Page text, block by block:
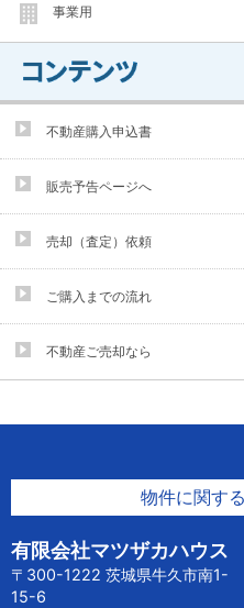
事業用
不動産購入申込書
販売予告ページへ
売却（査定）依頼
ご購入までの流れ
不動産ご売却なら
物件に関す
有限会社マツザカハウス
〒300-1222 茨城県牛久市南1-
15-6